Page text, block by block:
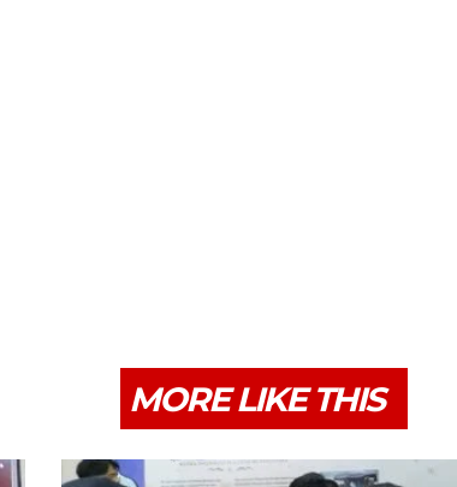
MORE LIKE THIS